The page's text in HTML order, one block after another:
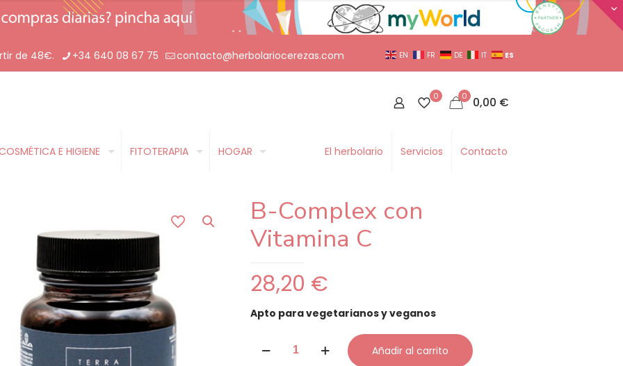
de 48€. +34 640 08 67 75 contacto@herbolariocerezas.com EN FR DE IT ES
0 0 0,00 €
E HIGIENE FITOTERAPIA HOGAR El herbolario Servicios Contacto
B-Complex con
Vitamina C
28,20 €
Apto para vegetarianos y veganos
Complex
Añadir al carrito